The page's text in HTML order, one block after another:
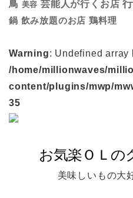
鳥 美容 芸能人が行くお店
鍋 飲み放題のお店 鶏料理
Warning: Undefined array
/home/millionwaves/
content/plugins/mwp/
35
美味しいもの大